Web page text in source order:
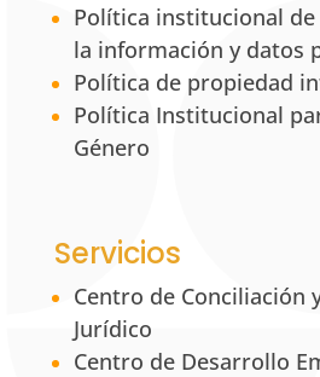
Política institucional
la información y datos
Política de propiedad
Política Institucional
Género
Servicios
Centro de Conciliación
Jurídico
Centro de Desarrollo